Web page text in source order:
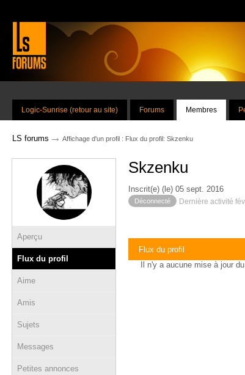
Logic-Sunrise (retour au site) Forums Membres
LS forums → Affichage d'un profil : Flux du profil: Skzenku
Aperçu
Flux du profil
Aime
Amis
Sujets
Messages
Petites annonces
Skzenku
Inscrit(e) (le) 05 sept. 2016
Déconnecté Dernière activité
Flux du profil
Il n'y a aucune mise à jour